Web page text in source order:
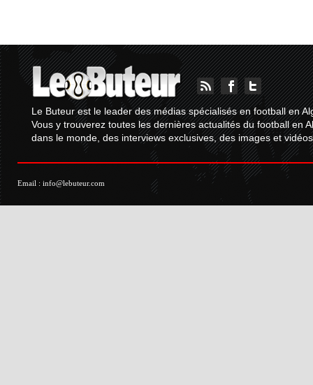
Le Buteur est le leader des médias spécialisés en football en
Vous y trouverez toutes les dernières actualités du football en
dans le monde, des interviews exclusives, des images et
Email : info@lebuteur.com